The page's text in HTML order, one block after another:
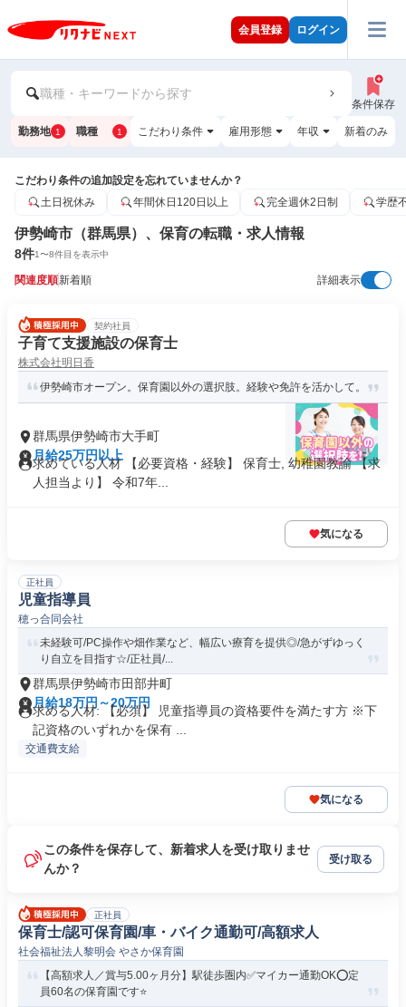
会員登録 ログイン
職種・キーワードから探す
条件保存
勤務地 1 職種 1 こだわり条件 雇用形態 年収 新着のみ
こだわり条件の追加設定を忘れていませんか？
土日祝休み
年間休日120日以上 完全週休2日制 学歴
伊勢崎市（群馬県）、保育の転職・求人情報
8件1〜8件目を表示中
関連度順新着順 詳細表示
契約社員
子育て支援施設の保育士
株式会社明日香
伊勢崎市オープン。保育園以外の選択肢。経験や免許を活かして。
群馬県伊勢崎市大手町
月給25万円以上
求めている人材 【必要資格・経験】 保育士, 幼稚園教諭 【求
人担当より】 令和7年...
気になる
正社員
児童指導員
穂っ合同会社
未経験可/PC操作や畑作業など、幅広い療育を提供◎/急がずゆっく
り自立を目指す☆/正社員/...
群馬県伊勢崎市田部井町
月給18万円～20万円
求める人材: 【必須】 児童指導員の資格要件を満たす方 ※下
記資格のいずれかを保有 ...
交通費支給
気になる
この条件を保存して、新着求人を受け取りませ
んか？
受け取る
正社員
保育士/認可保育園/車・バイク通勤可/高額求人
社会福祉法人黎明会 やさか保育園
【高額求人／賞与5.00ヶ月分】駅徒歩圏内✅マイカー通勤OK⭕定
員60名の保育園です⭐